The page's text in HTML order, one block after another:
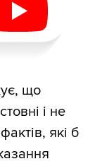
що
і не
які б